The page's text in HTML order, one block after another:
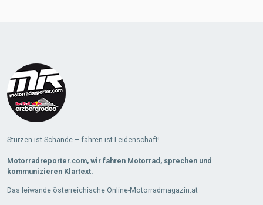
Stürzen ist Schande – fahren ist Leidenschaft!
Motorradreporter.com, wir fahren Motorrad, sprechen und
kommunizieren Klartext.
Das leiwande österreichische Online-Motorradmagazin.at